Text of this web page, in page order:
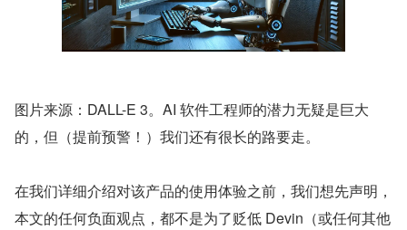
图片来源：DALL-E 3。AI 软件工程师的潜力无疑是巨大
的，但（提前预警！）我们还有很长的路要走。
在我们详细介绍对该产品的使用体验之前，我们想先声明，
本文的任何负面观点，都不是为了贬低 Devin（或任何其他